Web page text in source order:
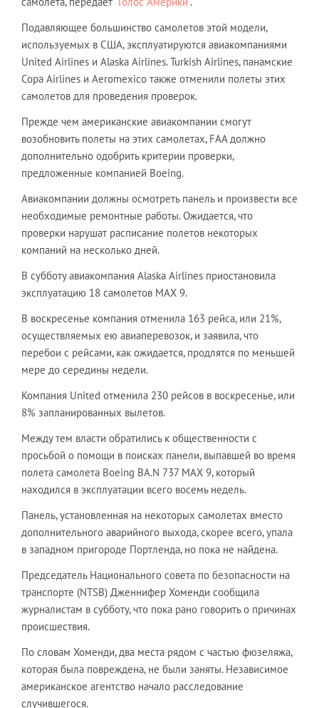
Подавляющее большинство самолетов этой модели,
используемых в США, эксплуатируются авиакомпаниями
United Airlines и Alaska Airlines. Turkish Airlines, панамские
Copa Airlines и Aeromexico также отменили полеты этих
самолетов для проведения проверок.
Прежде чем американские авиакомпании смогут
возобновить полеты на этих самолетах, FAA должно
дополнительно одобрить критерии проверки,
предложенные компанией Boeing.
Авиакомпании должны осмотреть панель и произвести все
необходимые ремонтные работы. Ожидается, что
проверки нарушат расписание полетов некоторых
компаний на несколько дней.
В субботу авиакомпания Alaska Airlines приостановила
эксплуатацию 18 самолетов MAX 9.
В воскресенье компания отменила 163 рейса, или 21%,
осуществляемых ею авиаперевозок, и заявила, что
перебои с рейсами, как ожидается, продлятся по меньшей
мере до середины недели.
Компания United отменила 230 рейсов в воскресенье, или
8% запланированных вылетов.
Между тем власти обратились к общественности с
просьбой о помощи в поисках панели, выпавшей во время
полета самолета Boeing BA.N 737 MAX 9, который
находился в эксплуатации всего восемь недель.
Панель, установленная на некоторых самолетах вместо
дополнительного аварийного выхода, скорее всего, упала
в западном пригороде Портленда, но пока не найдена.
Председатель Национального совета по безопасности на
транспорте (NTSB) Дженнифер Хоменди сообщила
журналистам в субботу, что пока рано говорить о причинах
происшествия.
По словам Хоменди, два места рядом с частью фюзеляжа,
которая была повреждена, не были заняты. Независимое
американское агентство начало расследование
случившегося.